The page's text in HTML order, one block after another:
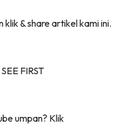
& share artikel kami ini.
FIRST
umpan? Klik